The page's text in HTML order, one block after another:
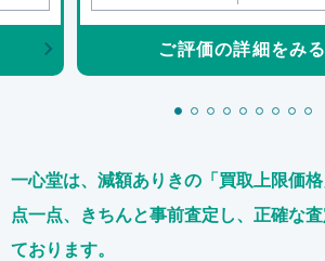
ご評価の詳細をみる
一心堂は、減額ありきの「買取上限価格
点一点、きちんと事前査定し、正確な
ております。